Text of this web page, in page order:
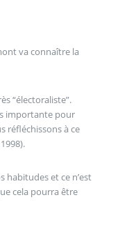
va connaître la
“électoraliste”.
importante pour
réfléchissons à ce
habitudes et ce n’est
cela pourra être